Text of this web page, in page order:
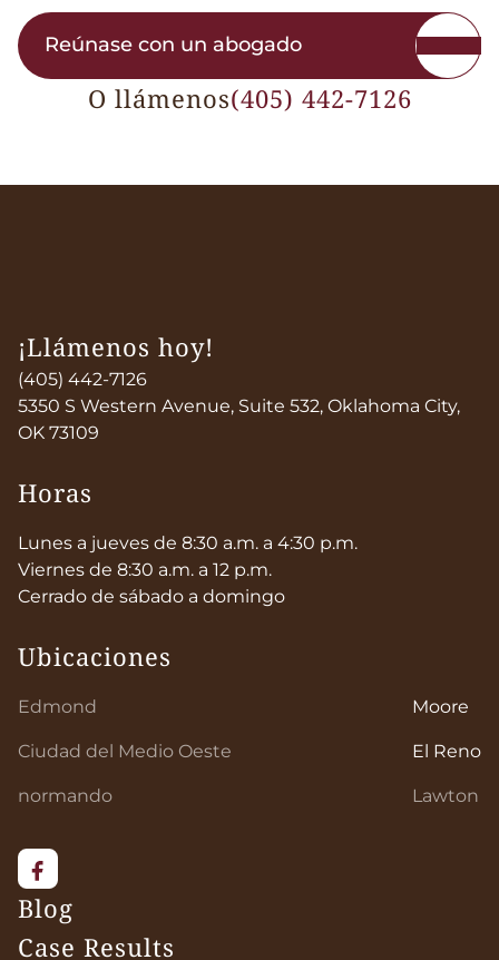
Reúnase con un abogado
O llámenos(405) 442-7126
¡Llámenos hoy!
(405) 442-7126
5350 S Western Avenue, Suite 532, Oklahoma City,
OK 73109
Horas
Lunes a jueves de 8:30 a.m. a 4:30 p.m.
Viernes de 8:30 a.m. a 12 p.m.
Cerrado de sábado a domingo
Ubicaciones
Edmond Moore
Ciudad del Medio Oeste El Reno
normando Lawton
Blog
Case Results